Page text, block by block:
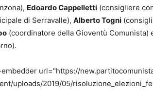
Edoardo Cappelletti (consigliere
di Serravalle), Alberto Togni
(coordinatore della Gioventù Comunista)
url="https://
uploads/2019/05/